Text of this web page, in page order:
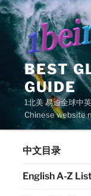
Skip
to
content
BEST
GUIDE
1北美 易迪全球中
Chinese website
中文目录
English A-Z